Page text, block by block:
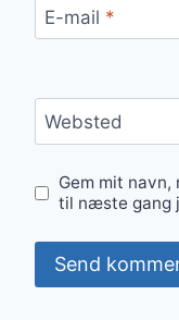
E-mail *
Websted
Gem mit
til næste gang